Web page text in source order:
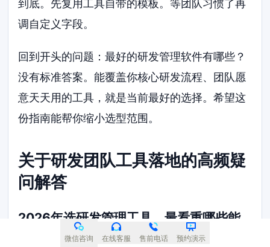
到底。先复用工具自带的模板。等团队习惯了再
调自定义字段。
回到开头的问题：最好的研发管理软件有哪些？
没有标准答案。能覆盖你核心研发流程、团队愿
意天天用的工具，就是当前最好的选择。希望这
份指南能帮你缩小选型范围。
关于研发团队工具落地的高频疑
问解答
2026年选研发管理工具，最看重哪些能
微信咨询 在线客服 售前电话 预约演示